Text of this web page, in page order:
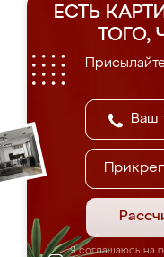
ЕСТЬ
ТОГО,
Я соглашаюсь на